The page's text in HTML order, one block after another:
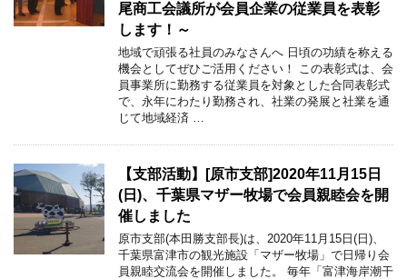
尾商工会議所が会員企業の従業員を表彰
します！～
地域で頑張る社員のみなさんへ 日頃の功績を称える
機会としてぜひご活用ください！ この表彰式は、会
員事業所に勤務する従業員を対象とした合同表彰式
で、永年にわたり勤務され、社業の発展と社業を通
じて地域経済 …
【支部活動】[原市支部]2020年11月15日
(日)、千葉県マザー牧場で会員親睦会を開
催しました
原市支部(本田勝支部長)は、2020年11月15日(日)、
千葉県富津市の観光施設「マザー牧場」で日帰り会
員親睦交流会を開催しました。 毎年「富津海岸潮干